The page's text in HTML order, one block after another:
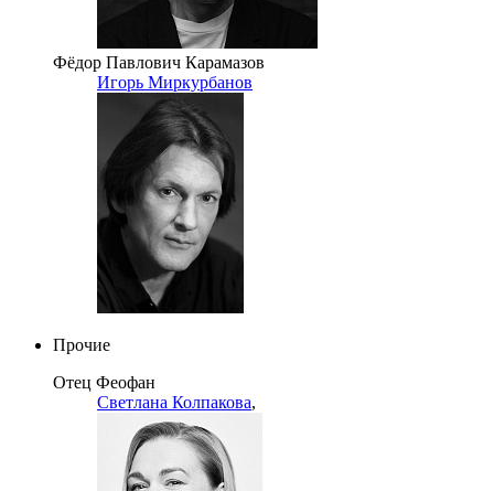
Фёдор Павлович Карамазов
Игорь Миркурбанов
Прочие
Отец Феофан
Светлана Колпакова,